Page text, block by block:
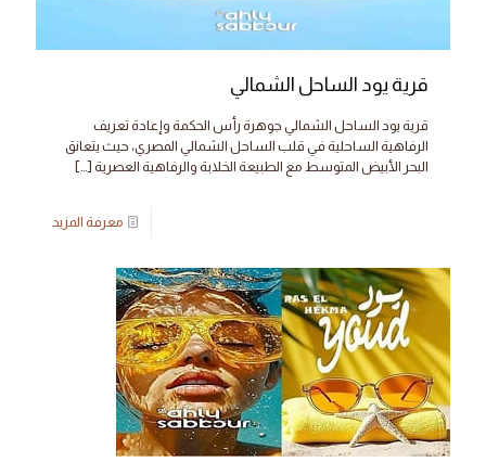
قرية يود الساحل الشمالي
قرية يود الساحل الشمالي جوهرة رأس الحكمة وإعادة تعريف
الرفاهية الساحلية في قلب الساحل الشمالي المصري، حيث يتعانق
البحر الأبيض المتوسط مع الطبيعة الخلابة والرفاهية العصرية […]
معرفة المزيد